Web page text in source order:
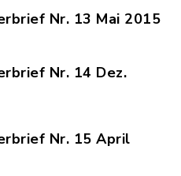
Nr. 13 Mai 2015
Nr. 14 Dez.
Nr. 15 April